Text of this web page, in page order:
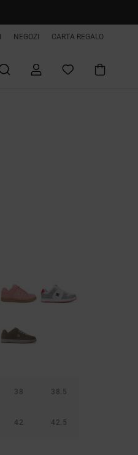
NEGOZI CARTA REGALO
38 38.5
42 42.5